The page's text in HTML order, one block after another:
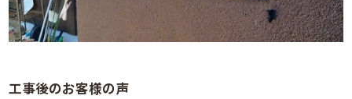
工事後のお客様の声